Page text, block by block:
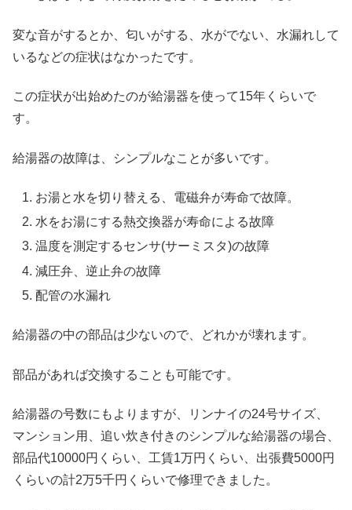
変な音がするとか、匂いがする、水がでない、水漏れして
いるなどの症状はなかったです。
この症状が出始めたのが給湯器を使って15年くらいで
す。
給湯器の故障は、シンプルなことが多いです。
お湯と水を切り替える、電磁弁が寿命で故障。
水をお湯にする熱交換器が寿命による故障
温度を測定するセンサ(サーミスタ)の故障
減圧弁、逆止弁の故障
配管の水漏れ
給湯器の中の部品は少ないので、どれかが壊れます。
部品があれば交換することも可能です。
給湯器の号数にもよりますが、リンナイの24号サイズ、
マンション用、追い炊き付きのシンプルな給湯器の場合、
部品代10000円くらい、工賃1万円くらい、出張費5000円
くらいの計2万5千円くらいで修理できました。